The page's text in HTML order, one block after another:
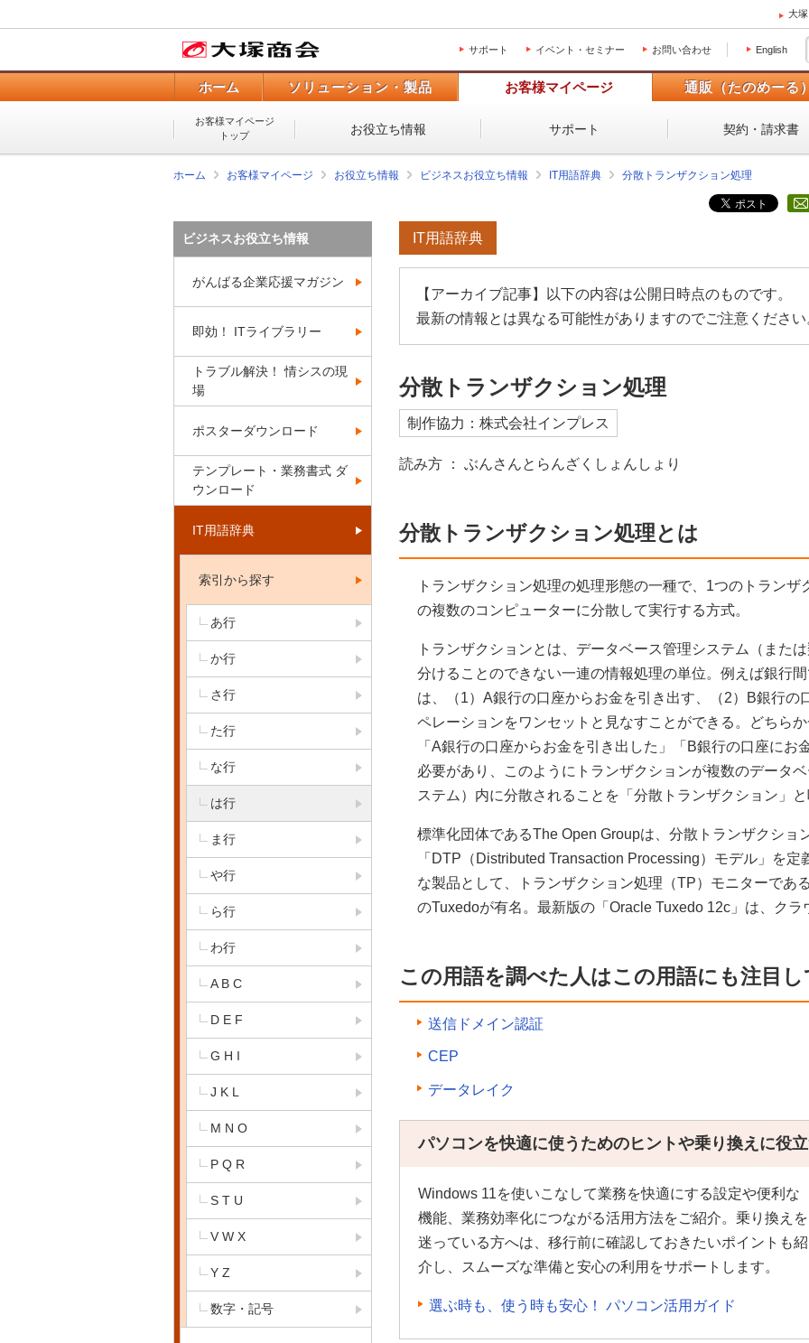
大
サポート イベント・セミナー お問い合わせ English
ホーム ソリューション・製品 お客様マイページ 通販（たのめーる
お客様マイページ
トップ
お役立ち情報 サポート 契約・請求書
ホーム お客様マイページ お役立ち情報 ビジネスお役立ち情報 IT用語辞典 分散トランザクション処理
IT用語辞典
【アーカイブ記事】以下の内容は公開日時点のものです。
最新の情報とは異なる可能性がありますのでご注意ください
分散トランザクション処理
制作協力：株式会社インプレス
読み方 ： ぶんさんとらんざくしょんしょり
分散トランザクション処理とは
トランザクション処理の処理形態の一種で、1つのトラン
の複数のコンピューターに分散して実行する方式。
トランザクションとは、データベース管理システム（また
分けることのできない一連の情報処理の単位。例えば銀行
は、（1）A銀行の口座からお金を引き出す、（2）B銀行の
ペレーションをワンセットと見なすことができる。どちら
「A銀行の口座からお金を引き出した」「B銀行の口座にお
必要があり、このようにトランザクションが複数のデータ
ステム）内に分散されることを「分散トランザクション」
標準化団体であるThe Open Groupは、分散トランザクショ
「DTP（Distributed Transaction Processing）モデル」を
な製品として、トランザクション処理（TP）モニターであ
のTuxedoが有名。最新版の「Oracle Tuxedo 12c」は、ク
この用語を調べた人はこの用語にも注目
送信ドメイン認証
CEP
データレイク
パソコンを快適に使うためのヒントや乗り換えに役
Windows 11を使いこなして業務を快適にする設定や便利な
機能、業務効率化につながる活用方法をご紹介。乗り換えを
迷っている方へは、移行前に確認しておきたいポイントも紹
介し、スムーズな準備と安心の利用をサポートします。
選ぶ時も、使う時も安心！ パソコン活用ガイド
ビジネスお役立ち情報
がんばる企業応援マガジン
即効！ ITライブラリー
トラブル解決！ 情シスの現
場
ポスターダウンロード
テンプレート・業務書式 ダ
ウンロード
IT用語辞典
索引から探す
あ行
か行
さ行
た行
な行
は行
ま行
や行
ら行
わ行
A B C
D E F
G H I
J K L
M N O
P Q R
S T U
V W X
Y Z
数字・記号